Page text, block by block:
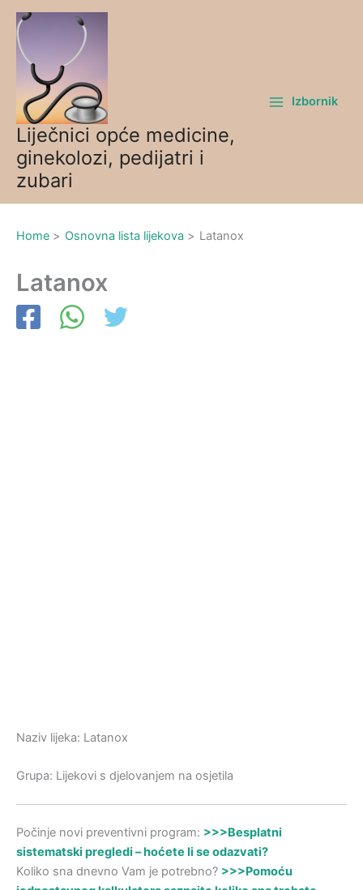
Skip
content
Liječnici opće medicine,
ginekolozi, pedijatri i
zubari
Izbornik
Home Osnovna lista lijekova Latanox
Latanox
Naziv lijeka: Latanox
Grupa: Lijekovi s djelovanjem na osjetila
Počinje novi preventivni program: >>>Besplatni
sistematski pregledi – hoćete li se odazvati?
Koliko sna dnevno Vam je potrebno? >>>Pomoću